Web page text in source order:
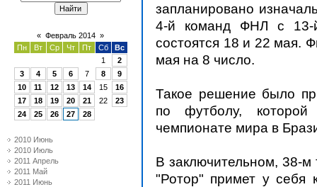
« Февраль 2014 »
Пн
Вт Ср Чт Пт Сб
Вс
1
2
3
4 5 6 7 8
9
10
11 12 13 14 15
16
17
18 19 20 21 22
23
24
25 26 27 28
2010 Июнь
2010 Июль
2011 Апрель
2011 Май
2011 Июнь
запланировано
4-й команд ФНЛ с 13-
состоятся 18 и 22 мая.
мая на 8 число.
Такое решение было
по футболу,
чемпионате мира в
В заключительном, 38-м
"Ротор" примет у себя